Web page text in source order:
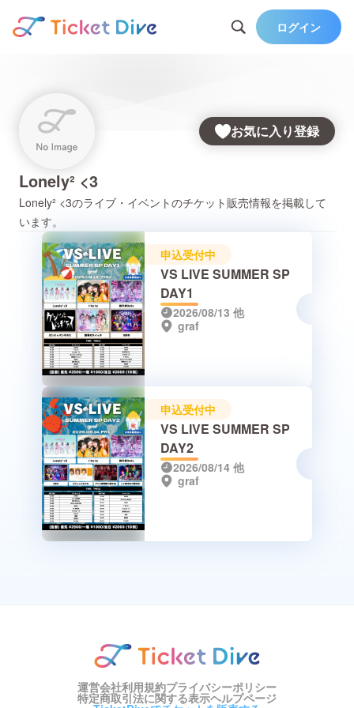
ログイン
お気に入り登録
Lonely² <3
Lonely² <3のライブ・イベントのチケット販売情報を掲載して
います。
申込受付中
VS LIVE SUMMER SP
DAY1
2026/08/13 他
graf
申込受付中
VS LIVE SUMMER SP
DAY2
2026/08/14 他
graf
運営会社利用規約プライバシーポリシー
特定商取引法に関する表示ヘルプページ